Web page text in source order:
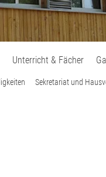
Sekretariat und
Unterricht & Fächer